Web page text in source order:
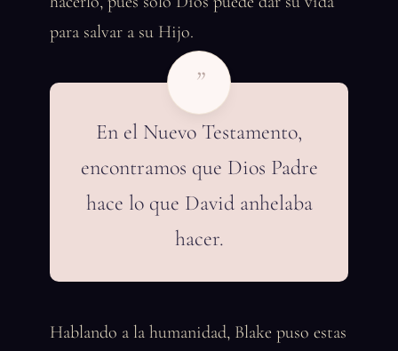
para salvar a su Hijo.
”
En el Nuevo Testamento,
encontramos que Dios Padre
hace lo que David anhelaba
hacer.
Hablando a la humanidad, Blake puso estas